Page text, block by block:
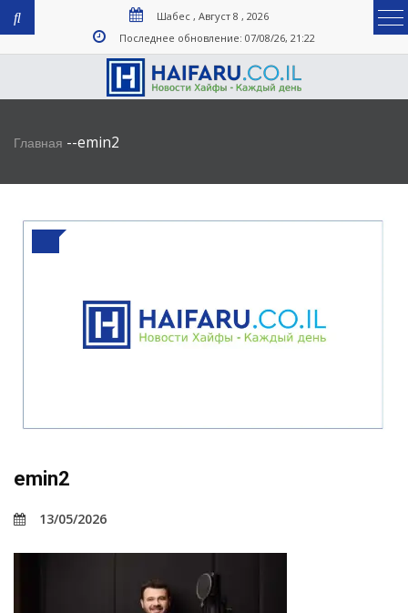
Шабес , Август 8 , 2026
Последнее обновление: 07/08/26, 21:22
Главная --emin2
emin2
13/05/2026